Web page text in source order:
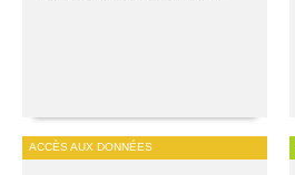
ACCÈS AUX DONNÉES